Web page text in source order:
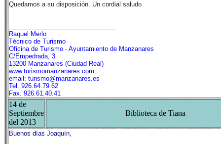
Quedamos a su disposición. Un cordial saludo
Raquel Merlo
Técnico de Turismo
Oficina de Turismo - Ayuntamiento de Manzanares
C/Empedrada, 3
13200 Manzanares (Ciudad Real)
www.turismomanzanares.com
email: turismo@manzanares.es
Tel. 926.64.79.62
Fax. 926.61.40.41
14 de
Septiembre
del 2013
Biblioteca de Tiana
Buenos días Joaquín,